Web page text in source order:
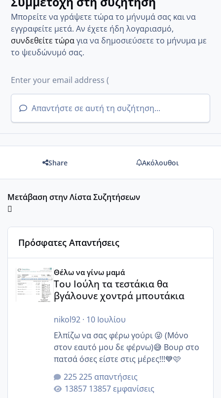
Μπορείτε να γράψετε τώρα το μήνυμά σας και να
εγγραφείτε μετά. Αν έχετε ήδη λογαριασμό,
συνδεθείτε τώραγια να δημοσιεύσετε το μήνυμα με
το ψευδώνυμό σας.
Απαντήστε σε αυτή τη συζήτηση...
Share Ακόλουθοι
Μετάβαση στην Λίστα Συζητήσεων
Πρόσφατες Απαντήσεις
Θέλω να γίνω μαμά
Του Ιούλη τα τεστάκια θα
βγάλουνε χοντρά μπουτάκια
nikol92· 10 Ιουλίου
Ελπίζω να σας φέρω γούρι 😜 (Μόνο
στον εαυτό μου δε φέρνω)😅 Βουρ στο
πατσά όσες είστε στις μέρες!!!💙🩷
225 απαντήσεις
13857 εμφανίσεις